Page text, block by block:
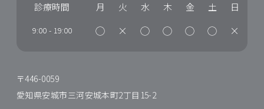
診療時間 月 火 水 木 金 土 日
9:00 - 19:00 ◯ × ◯ ◯ ◯ ◯ ×
〒446-0059
愛知県安城市三河安城本町2丁目15-2